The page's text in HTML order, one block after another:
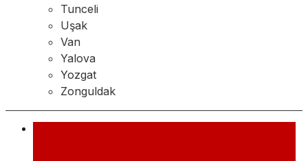
Tunceli
Uşak
Van
Yalova
Yozgat
Zonguldak